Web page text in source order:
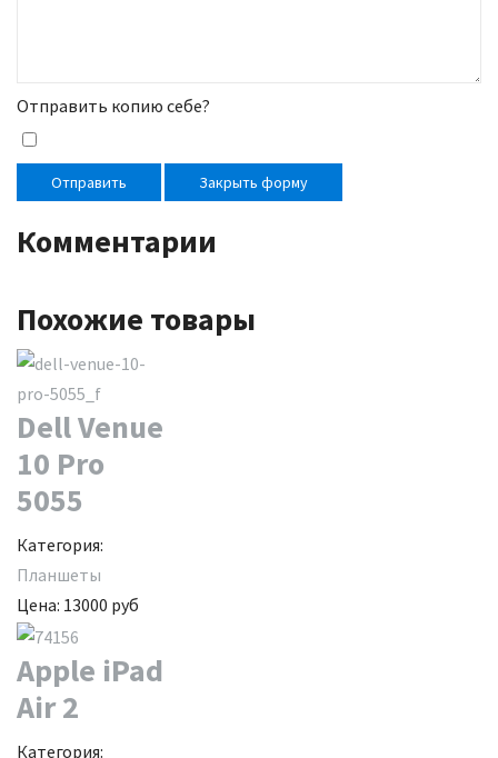
Отправить копию себе?
Отправить Закрыть форму
Комментарии
Похожие товары
Dell Venue
10 Pro
5055
Категория:
Планшеты
Цена: 13000 руб
Apple iPad
Air 2
Категория: